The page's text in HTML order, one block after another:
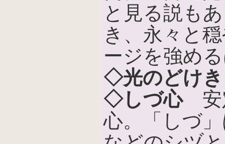
と見る説も
き、永々と
ージを強め
◇光のどけき
◇しづ心安
心。「しづ